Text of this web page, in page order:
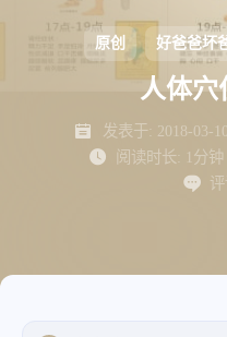
H 返回首页
L 友链页面
原创 好爸爸坏
人体
发表于: 2018-03-10
阅读时长: 1分钟